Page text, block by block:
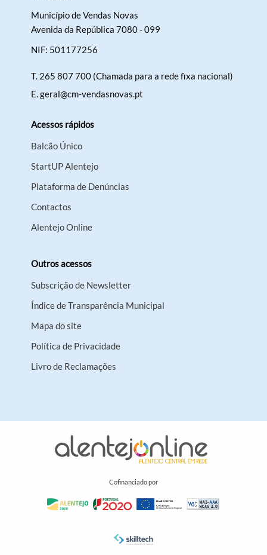
Município de Vendas Novas
Avenida da República 7080 - 099
NIF: 501177256
T. 265 807 700 (Chamada para a rede fixa nacional)
E.geral@cm-vendasnovas.pt
Acessos rápidos
Balcão Único
StartUP Alentejo
Plataforma de Denúncias
Contactos
Alentejo Online
Outros acessos
Subscrição de Newsletter
Índice de Transparência Municipal
Mapa do site
Política de Privacidade
Livro de Reclamações
Cofinanciado por